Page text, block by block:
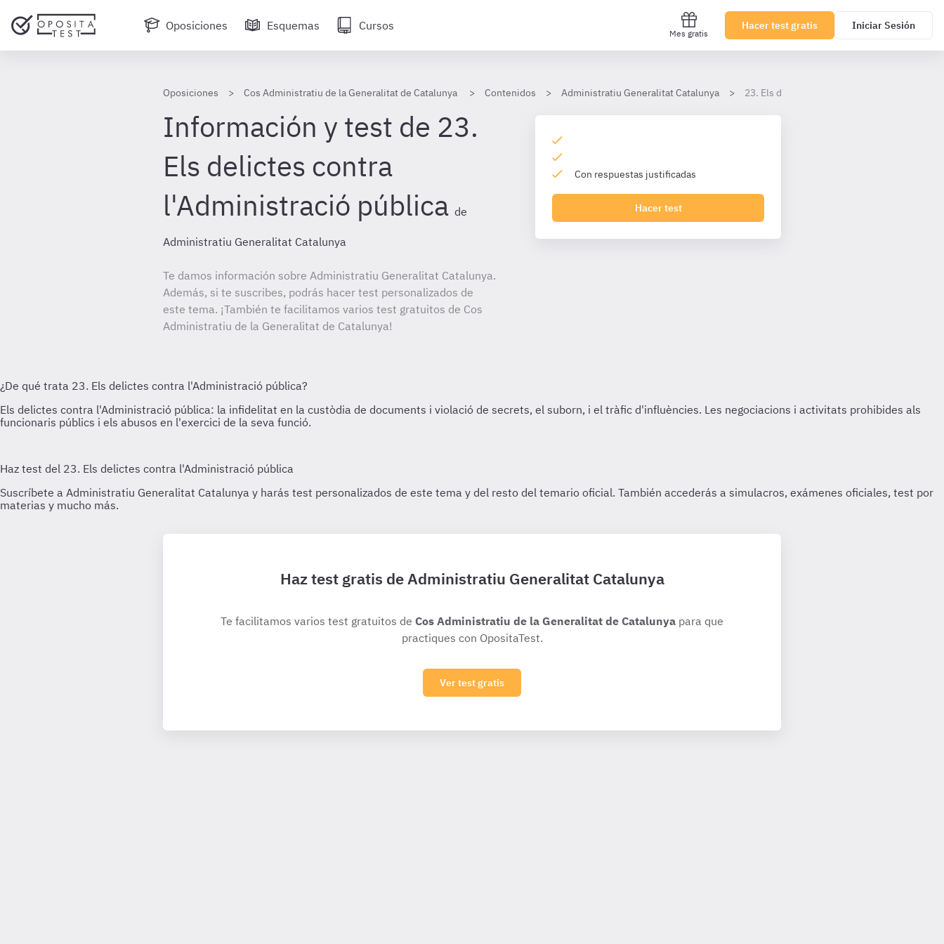
Oposiciones Esquemas Cursos
Mes gratis
Hacer test gratis Iniciar Sesión
Oposiciones Cos Administratiu de la Generalitat de Catalunya Contenidos Administratiu Generalitat Catalunya 23. Els delictes contra l'Administració pública
Información y test de 23.
Els delictes contra
l'Administració pública de
Administratiu Generalitat Catalunya
Te damos información sobre Administratiu Generalitat Catalunya.
Además, si te suscribes, podrás hacer test personalizados de
este tema. ¡También te facilitamos varios test gratuitos de Cos
Administratiu de la Generalitat de Catalunya!
Con respuestas justificadas
Hacer test
Haz test gratis de Administratiu Generalitat Catalunya
Te facilitamos varios test gratuitos de Cos Administratiu de la Generalitat de Catalunya para que
practiques con OpositaTest.
Ver test gratis